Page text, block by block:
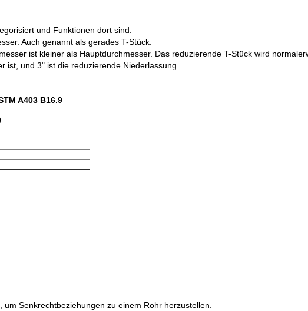
und Funktionen dort sind:
Auch genannt als gerades T-Stück.
ist kleiner als Hauptdurchmesser. Das reduzierende T-Stück wird
ist, und 3" ist die reduzierende Niederlassung.
A403 B16.9
Senkrechtbeziehungen zu einem Rohr herzustellen.